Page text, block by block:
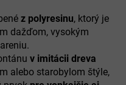
z polyresinu, ktorý je
dažďom, vysokým
v imitácii dreva
alebo starobylom štýle,